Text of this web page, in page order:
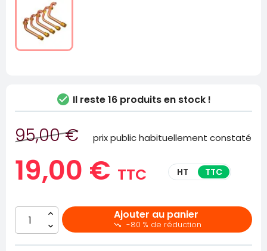
 Il reste16 produits en stock !
95,00 € prix public habituellement constaté
19,00 € TTC HT TTC
Ajouter au panier
 -80 % de réduction